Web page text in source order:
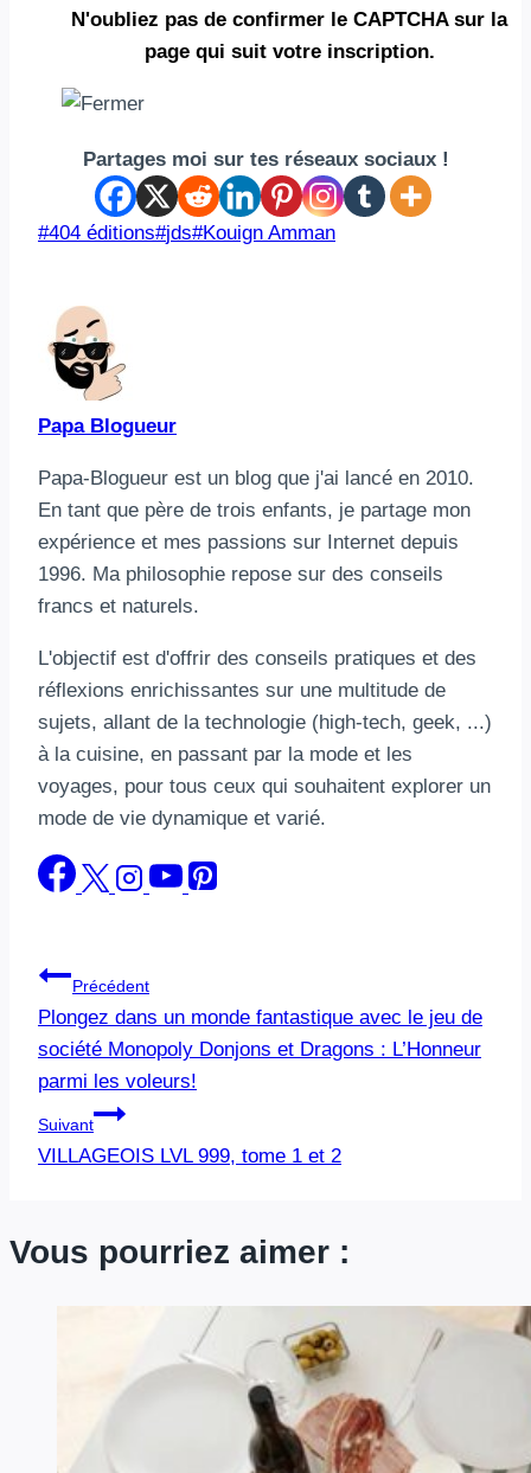
N'oubliez pas de confirmer le CAPTCHA sur la
page qui suit votre inscription.
Partages moi sur tes réseaux sociaux !
Étiquettes
publication :
#404 éditions#jds#Kouign Amman
Papa Blogueur
Papa-Blogueur est un blog que j'ai lancé en 2010.
En tant que père de trois enfants, je partage mon
expérience et mes passions sur Internet depuis
1996. Ma philosophie repose sur des conseils
francs et naturels.
L'objectif est d'offrir des conseils pratiques et des
réflexions enrichissantes sur une multitude de
sujets, allant de la technologie (high-tech, geek, ...)
à la cuisine, en passant par la mode et les
voyages, pour tous ceux qui souhaitent explorer un
mode de vie dynamique et varié.
Navigation
de
l’article
Précédent
Plongez dans un monde fantastique avec le jeu de
société Monopoly Donjons et Dragons : L’Honneur
parmi les voleurs!
Suivant
VILLAGEOIS LVL 999, tome 1 et 2
Vous pourriez aimer :